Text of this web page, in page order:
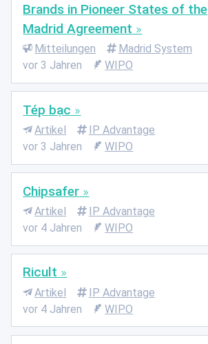
Brands in Pioneer States of the
Madrid Agreement
Mitteilungen
Madrid System
vor 3 Jahren
WIPO
Tép bạc
Artikel
IP Advantage
vor 3 Jahren
WIPO
Chipsafer
Artikel
IP Advantage
vor 4 Jahren
WIPO
Ricult
Artikel
IP Advantage
vor 4 Jahren
WIPO